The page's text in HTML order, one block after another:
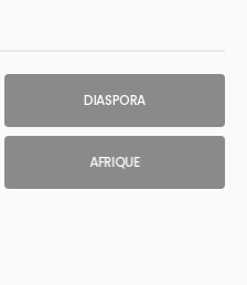
DIASPORA
AFRIQUE